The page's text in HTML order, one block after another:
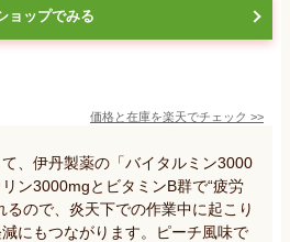
ョップでみる
価格と在庫を楽天でチェック >>
、伊丹製薬の「バイタルミン3000
ン3000mgとビタミンB群で“疲労
るので、炎天下での作業中に起こり
にもつながります。ピーチ風味で